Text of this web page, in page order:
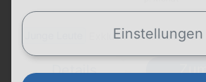
Exklusiv für alle unter 29
Details
Einstellungen